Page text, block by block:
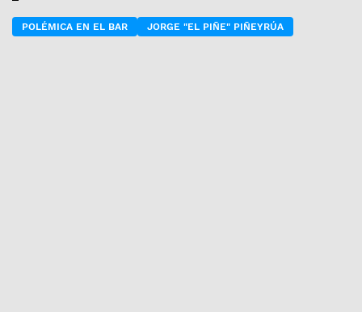
POLÉMICA EN EL BAR JORGE "EL PIÑE" PIÑEYRÚA